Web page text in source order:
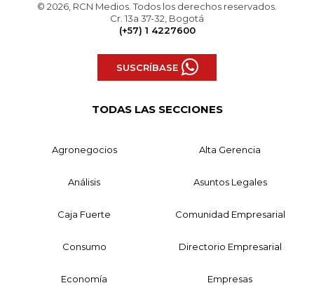
© 2026, RCN Medios. Todos los derechos reservados.
Cr. 13a 37-32, Bogotá
(+57) 1 4227600
SUSCRÍBASE
TODAS LAS SECCIONES
Agronegocios Alta Gerencia
Análisis Asuntos Legales
Caja Fuerte Comunidad Empresarial
Consumo Directorio Empresarial
Economía Empresas